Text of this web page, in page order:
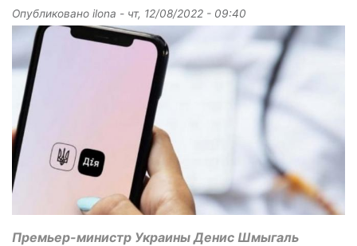
Опубликовано ilona - чт, 12/08/2022 - 09:40
Премьер-министр Украины Денис Шмыгаль